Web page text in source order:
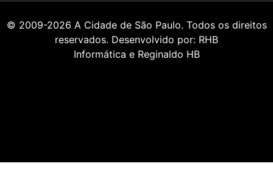
© 2009-2026 A Cidade de São Paulo. Todos os direitos
reservados. Desenvolvido por: RHB
Informática e Reginaldo HB